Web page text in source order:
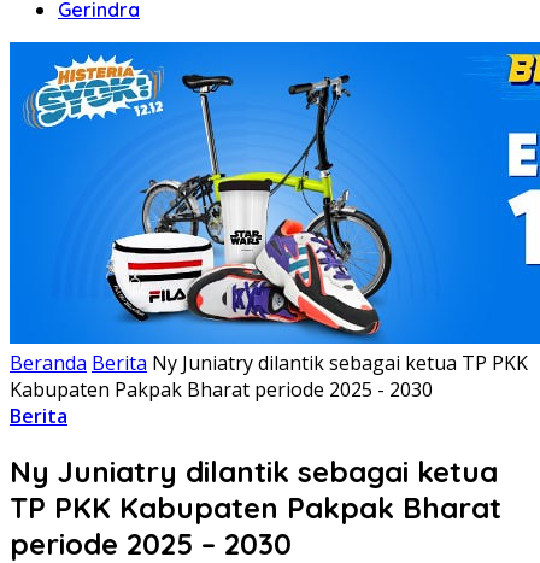
Gerindra
Beranda Berita Ny Juniatry dilantik sebagai ketua TP PKK
Kabupaten Pakpak Bharat periode 2025 - 2030
Berita
Ny Juniatry dilantik sebagai ketua
TP PKK Kabupaten Pakpak Bharat
periode 2025 – 2030